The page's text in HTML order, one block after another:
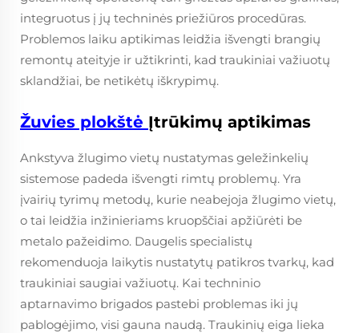
integruotus į jų techninės priežiūros procedūras.
Problemos laiku aptikimas leidžia išvengti brangių
remontų ateityje ir užtikrinti, kad traukiniai važiuotų
sklandžiai, be netikėtų iškrypimų.
Žuvies plokštė Įtrūkimų aptikimas
Ankstyva žlugimo vietų nustatymas geležinkelių
sistemose padeda išvengti rimtų problemų. Yra
įvairių tyrimų metodų, kurie neabejoja žlugimo vietų,
o tai leidžia inžinieriams kruopščiai apžiūrėti be
metalo pažeidimo. Daugelis specialistų
rekomenduoja laikytis nustatytų patikros tvarkų, kad
traukiniai saugiai važiuotų. Kai techninio
aptarnavimo brigados pastebi problemas iki jų
pablogėjimo, visi gauna naudą. Traukinių eiga lieka